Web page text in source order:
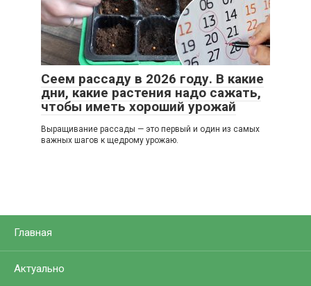
Сеем рассаду в 2026 году. В какие
дни, какие растения надо сажать,
чтобы иметь хороший урожай
Выращивание рассады — это первый и один из самых
важных шагов к щедрому урожаю.
Главная
Актуально